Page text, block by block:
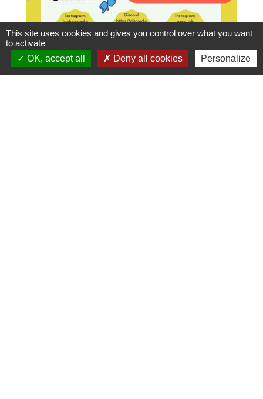
This site uses cookies and gives you control over what you want
to activate
OK, accept all
Deny all cookies Personalize